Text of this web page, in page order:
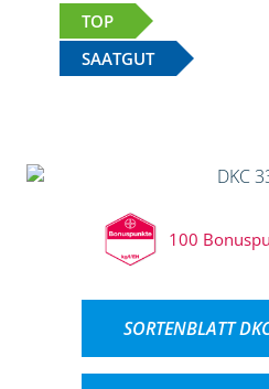
TOP
SAATGUT
100
SORTENBLATT